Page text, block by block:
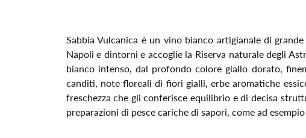
Sabbia Vulcanica è un vino bianco artigianale di
Napoli e dintorni e accoglie la Riserva naturale degli
bianco intenso, dal profondo colore giallo dorato,
canditi, note floreali di fiori gialli, erbe aromatiche
freschezza che gli conferisce equilibrio e di decisa
preparazioni di pesce cariche di sapori, come ad